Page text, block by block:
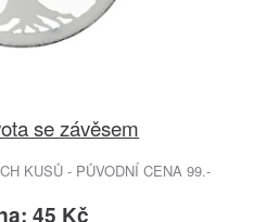
se závěsem
KUSŮ - PŮVODNÍ CENA 99.-
45 Kč